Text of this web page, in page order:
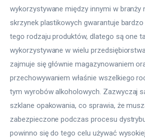
wykorzystywane między innymi w branży
skrzynek plastikowych gwarantuje
tego rodzaju produktów, dlatego są one
wykorzystywane w wielu
zajmuje się głównie magazynowaniem
przechowywaniem właśnie wszelkiego
tym wyrobów alkoholowych. Zazwyczaj
szklane opakowania, co sprawia, że
zabezpieczone podczas procesu
powinno się do tego celu używać